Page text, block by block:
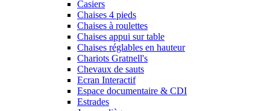
Casiers
Chaises 4 pieds
Chaises à roulettes
Chaises appui sur table
Chaises réglables en hauteur
Chariots Gratnell's
Chevaux de sauts
Ecran Interactif
Espace documentaire & CDI
Estrades